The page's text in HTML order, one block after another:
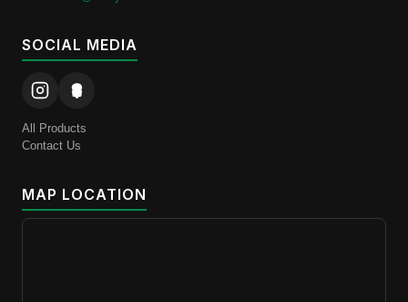
SOCIAL MEDIA
All Products
Contact Us
MAP LOCATION